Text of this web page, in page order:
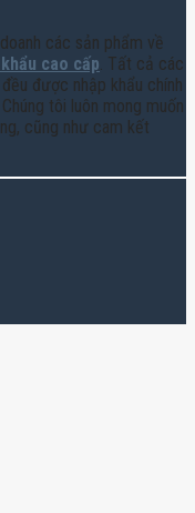
các sản phẩm về
cao cấp. Tất cả các
được nhập khẩu chính
tôi luôn mong muốn
cũng như cam kết